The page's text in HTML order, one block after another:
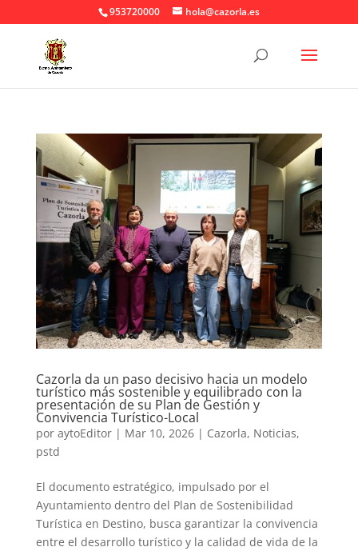
953720000 hola@cazorla.es
Cazorla da un paso decisivo hacia un modelo
turístico más sostenible y equilibrado con la
presentación de su Plan de Gestión y
Convivencia Turístico-Local
por aytoEditor| Mar 10, 2026| Cazorla, Noticias,
pstd
El documento estratégico, impulsado por el
Ayuntamiento dentro del Plan de Sostenibilidad
Turística en Destino, busca garantizar la convivencia
entre el desarrollo turístico y la calidad de vida de la